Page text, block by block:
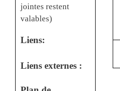
jointes restent
valables)
Liens:
Liens externes :